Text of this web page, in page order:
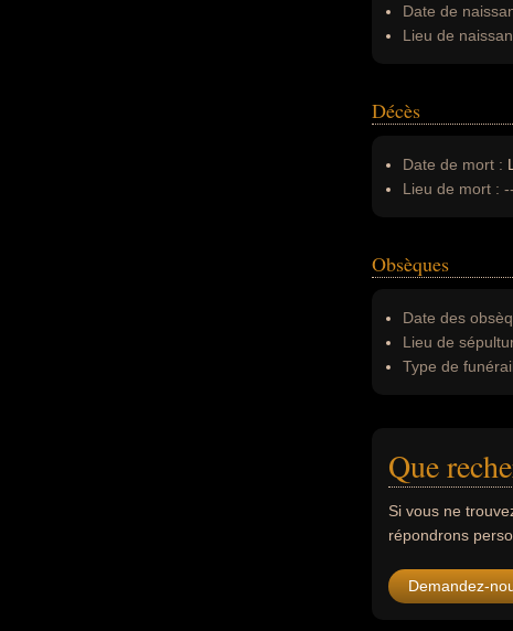
Date de
Lieu de
Décès
Date de mort :
Lieu de mort : --
Obsèques
Date des
Lieu de
Type de
Que
Si vous ne
répondrons
Demandez-